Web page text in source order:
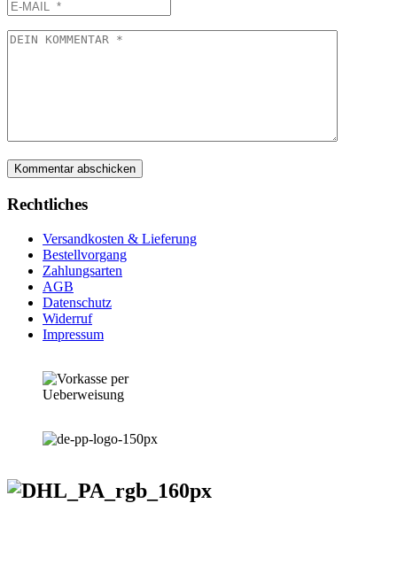
Rechtliches
Versandkosten & Lieferung
Bestellvorgang
Zahlungsarten
AGB
Datenschutz
Widerruf
Impressum